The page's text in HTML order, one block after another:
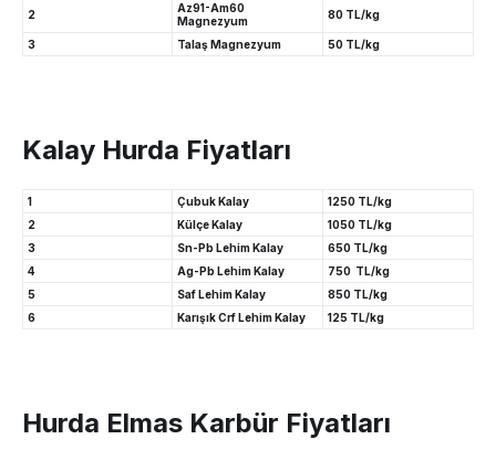
2
Az91-Am60
Magnezyum
80 TL/kg
3 Talaş Magnezyum 50 TL/kg
Kalay Hurda Fiyatları
1 Çubuk Kalay
1250 TL/kg
2
Külçe Kalay
1050 TL/kg
3
Sn-Pb Lehim Kalay
650 TL/kg
4
Ag-Pb Lehim Kalay
750 TL/kg
5
Saf Lehim Kalay
850 TL/kg
6
Karışık Crf Lehim Kalay 125 TL/kg
Hurda Elmas Karbür Fiyatları